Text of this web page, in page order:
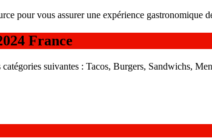
pour vous assurer une expérience gastronomique
France
suivantes : Tacos, Burgers, Sandwichs,